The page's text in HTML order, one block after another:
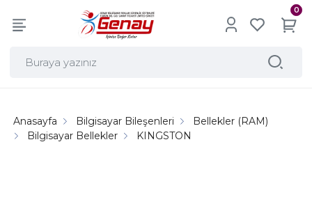
0
Anasayfa Bilgisayar Bileşenleri
Bellekler (RAM)
Bilgisayar Bellekler
KINGSTON